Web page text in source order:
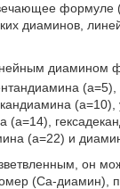
диаминов,
диамином
(а=14),
(а=22) и
он
(Са-диамин),